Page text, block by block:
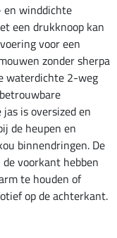
en winddichte
een drukknoop kan
voor een
zonder sherpa
waterdichte 2-weg
is oversized en
de heupen en
binnendringen. De
voorkant hebben
te houden of
op de achterkant.